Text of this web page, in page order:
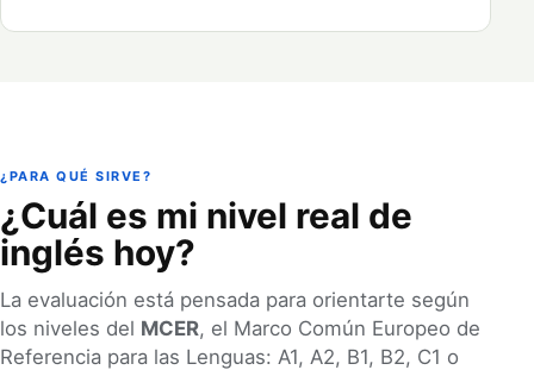
¿PARA QUÉ SIRVE?
¿Cuál es mi nivel real de
inglés hoy?
La evaluación está pensada para orientarte según
los niveles del MCER, el Marco Común Europeo de
Referencia para las Lenguas: A1, A2, B1, B2, C1 o